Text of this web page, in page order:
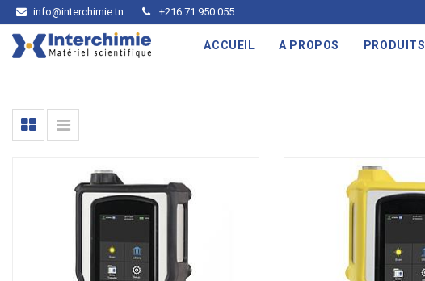
info@interchimie.tn +216 71 950 055
ACCUEIL A PROPOS PRODUITS